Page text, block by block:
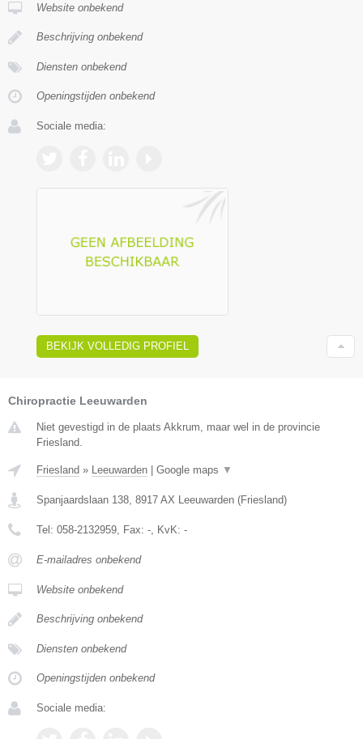
Website onbekend
Beschrijving onbekend
Diensten onbekend
Openingstijden onbekend
Sociale media:
BEKIJK VOLLEDIG PROFIEL
Chiropractie Leeuwarden
Niet gevestigd in de plaats Akkrum, maar wel in de provincie
Friesland.
Friesland » Leeuwarden Google maps ▼
Spanjaardslaan 138, 8917 AX Leeuwarden (Friesland)
Tel: 058-2132959, Fax: -, KvK: -
E-mailadres onbekend
Website onbekend
Beschrijving onbekend
Diensten onbekend
Openingstijden onbekend
Sociale media: